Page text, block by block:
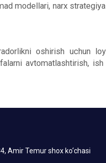
modellari, narx
oshirish uchun
avtomatlashtirish,
Amir Temur shox ko‘chasi